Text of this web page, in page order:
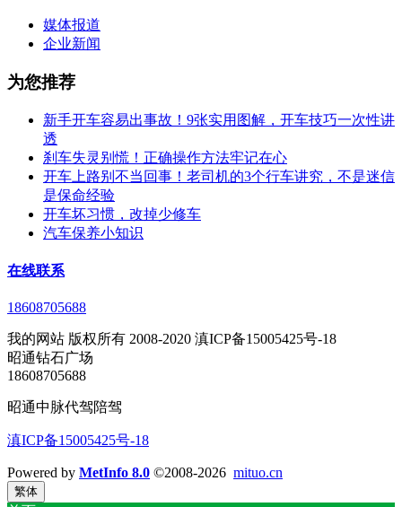
媒体报道
企业新闻
为您推荐
新手开车容易出事故！9张实用图解，开车技巧一次性讲
透
刹车失灵别慌！正确操作方法牢记在心
开车上路别不当回事！老司机的3个行车讲究，不是迷信
是保命经验
开车坏习惯，改掉少修车
汽车保养小知识
在线联系
18608705688
我的网站 版权所有 2008-2020 滇ICP备15005425号-18
昭通钻石广场
18608705688
昭通中脉代驾陪驾
滇ICP备15005425号-18
Powered by MetInfo 8.0 ©2008-2026 mituo.cn
繁体